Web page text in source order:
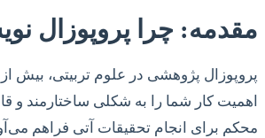
مقدمه: چرا پروپوزال
پروپوزال پژوهشی در علوم تربیتی،
اهمیت کار شما را به شکلی ساختارمند و
محکم برای انجام تحقیقات آتی فراهم